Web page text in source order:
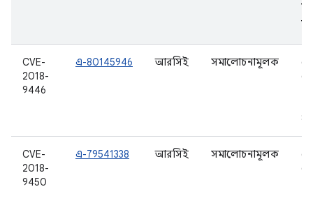
CVE-
2018-
9446
এ-80145946 আরসিই সমালোচনামূলক
CVE-
2018-
9450
এ-79541338 আরসিই সমালোচনামূলক